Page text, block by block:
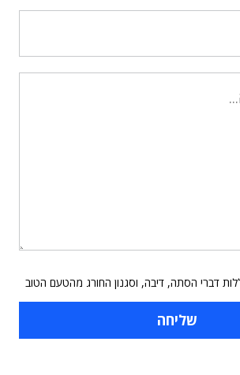
דברי הסתה, דיבה, וסגנון החורג מהטעם הטוב